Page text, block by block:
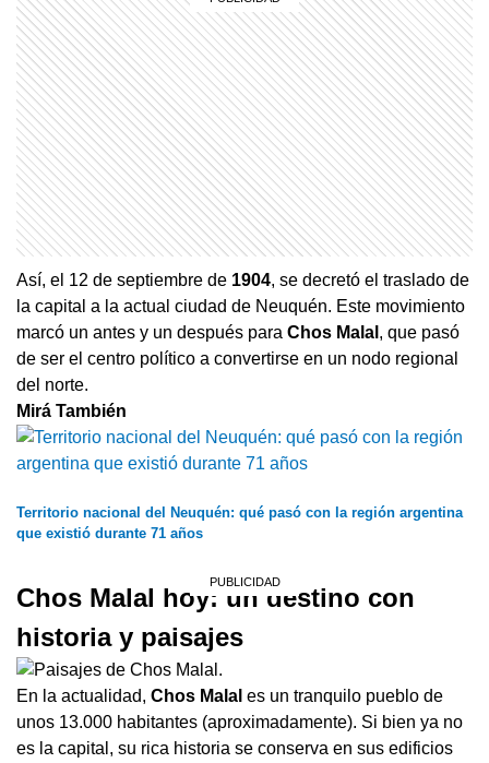
Así, el 12 de septiembre de 1904, se decretó el traslado de
la capital a la actual ciudad de Neuquén. Este movimiento
marcó un antes y un después para Chos Malal , que pasó
de ser el centro político a convertirse en un nodo regional
del norte.
Mirá También
Territorio nacional del Neuquén: qué pasó con la región argentina
que existió durante 71 años
Chos Malal hoy: un destino con
historia y paisajes
En la actualidad, Chos Malal es un tranquilo pueblo de
unos 13.000 habitantes (aproximadamente). Si bien ya no
es la capital, su rica historia se conserva en sus edificios